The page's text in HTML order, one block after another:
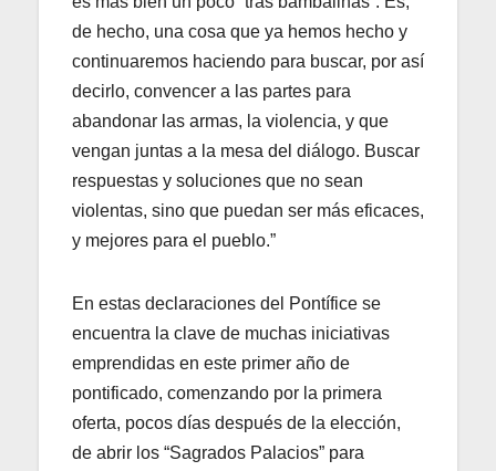
de hecho, una cosa que ya hemos hecho y
continuaremos haciendo para buscar, por así
decirlo, convencer a las partes para
abandonar las armas, la violencia, y que
vengan juntas a la mesa del diálogo. Buscar
respuestas y soluciones que no sean
violentas, sino que puedan ser más eficaces,
y mejores para el pueblo.”
En estas declaraciones del Pontífice se
encuentra la clave de muchas iniciativas
emprendidas en este primer año de
pontificado, comenzando por la primera
oferta, pocos días después de la elección,
de abrir los “Sagrados Palacios” para